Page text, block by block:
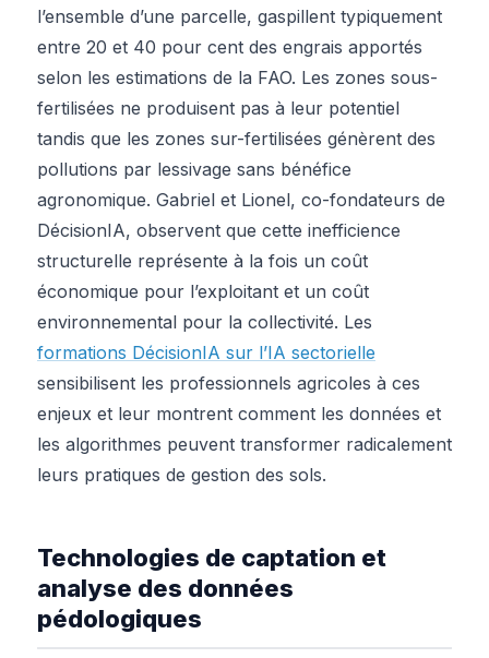
l’ensemble d’une parcelle, gaspillent typiquement
entre 20 et 40 pour cent des engrais apportés
selon les estimations de la FAO. Les zones sous-
fertilisées ne produisent pas à leur potentiel
tandis que les zones sur-fertilisées génèrent des
pollutions par lessivage sans bénéfice
agronomique. Gabriel et Lionel, co-fondateurs de
DécisionIA, observent que cette inefficience
structurelle représente à la fois un coût
économique pour l’exploitant et un coût
environnemental pour la collectivité. Les
formations DécisionIA sur l’IA sectorielle
sensibilisent les professionnels agricoles à ces
enjeux et leur montrent comment les données et
les algorithmes peuvent transformer radicalement
leurs pratiques de gestion des sols.
Technologies de captation et
analyse des données
pédologiques